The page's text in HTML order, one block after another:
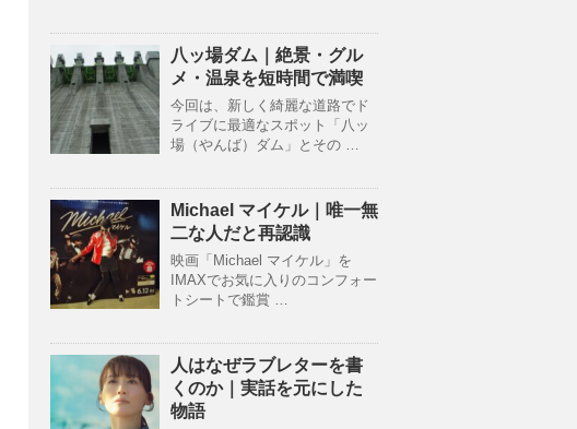
八ッ場ダム｜絶景・グル
メ・温泉を短時間で満喫
今回は、新しく綺麗な道路でド
ライブに最適なスポット「八ッ
場（やんば）ダム」とその …
Michael マイケル｜唯一無
二な人だと再認識
映画「Michael マイケル」を
IMAXでお気に入りのコンフォー
トシートで鑑賞 …
人はなぜラブレターを書
くのか｜実話を元にした
物語